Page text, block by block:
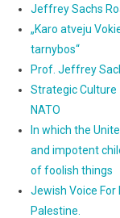
Jeffrey Sachs
„Karo atveju
tarnybos“
Prof. Jeffrey
Strategic Culture
NATO
In which the
and impotent
of foolish things
Jewish Voice
Palestine.